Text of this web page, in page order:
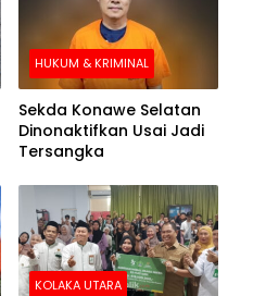
HUKUM & KRIMINAL
Sekda Konawe Selatan
Dinonaktifkan Usai Jadi
Tersangka
KOLAKA UTARA